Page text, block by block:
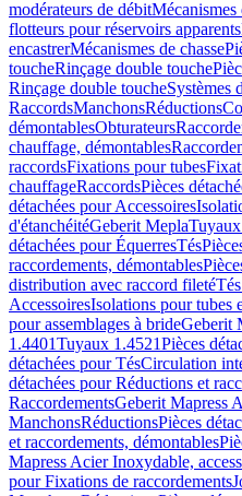
modérateurs de débitMécanismes
flotteurs pour réservoirs apparents
encastrerMécanismes de chasse
toucheRinçage double touche
Rinçage double toucheSystèmes
RaccordsManchonsRéductions
démontablesObturateurs
chauffage, démontables
raccordsFixations pour tubes
chauffageRaccordsPièces
détachées pour Accessoires
d'étanchéitéGeberit Mepla
détachées pour ÉquerresTés
raccordements, démontables
distribution avec raccord fileté
AccessoiresIsolations pour tubes
pour assemblages à brideGeberit
1.4401Tuyaux 1.4521Pièces
détachées pour TésCirculation
détachées pour Réductions et
RaccordementsGeberit Mapress
ManchonsRéductionsPièces
et raccordements, démontables
Mapress Acier Inoxydable,
pour Fixations de raccordements